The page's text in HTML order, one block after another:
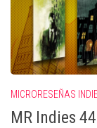
MICRORESEÑAS
MR Indies